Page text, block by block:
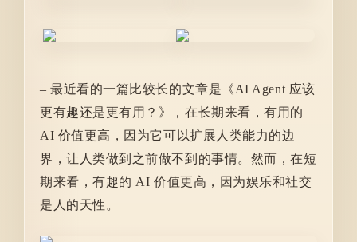
– 最近看的一篇比较长的文章是《AI Agent 应该
更有趣还是更有用？》，在长期来看，有用的
AI 价值更高，因为它可以扩展人类能力的边
界，让人类做到之前做不到的事情。然而，在短
期来看，有趣的 AI 价值更高，因为娱乐和社交
是人的天性。